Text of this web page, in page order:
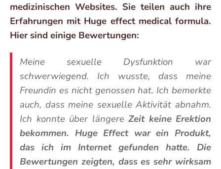
medizinischen Websites. Sie teilen auch ihre
Erfahrungen mit Huge effect medical formula.
Hier sind einige Bewertungen:
Meine sexuelle Dysfunktion war
schwerwiegend. Ich wusste, dass meine
Freundin es nicht genossen hat. Ich bemerkte
auch, dass meine sexuelle Aktivität abnahm.
Ich konnte über längere Zeit keine Erektion
bekommen. Huge Effect war ein Produkt,
das ich im Internet gefunden hatte. Die
Bewertungen zeigten, dass es sehr wirksam